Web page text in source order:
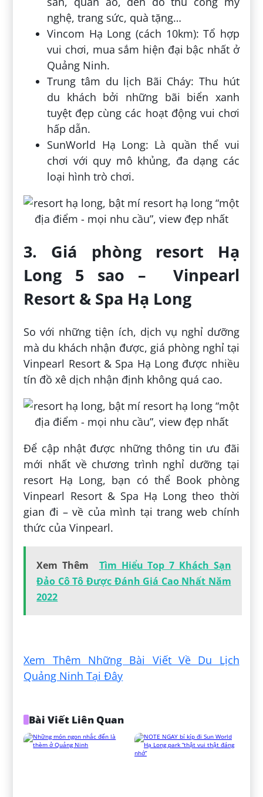
nghệ, trang sức, quà tặng…
Vincom Hạ Long (cách 10km): Tổ hợp
vui chơi, mua sắm hiện đại bậc nhất ở
Quảng Ninh.
Trung tâm du lịch Bãi Cháy: Thu hút
du khách bởi những bãi biển xanh
tuyệt đẹp cùng các hoạt động vui chơi
hấp dẫn.
SunWorld Hạ Long: Là quần thể vui
chơi với quy mô khủng, đa dạng các
loại hình trò chơi.
3. Giá phòng resort Hạ
Long 5 sao – Vinpearl
Resort & Spa Hạ Long
So với những tiện ích, dịch vụ nghỉ dưỡng
mà du khách nhận được, giá phòng nghỉ tại
Vinpearl Resort & Spa Hạ Long được nhiều
tín đồ xê dịch nhận định không quá cao.
Để cập nhật được những thông tin ưu đãi
mới nhất về chương trình nghỉ dưỡng tại
resort Hạ Long, bạn có thể Book phòng
Vinpearl Resort & Spa Hạ Long theo thời
gian đi – về của mình tại trang web chính
thức của Vinpearl.
Xem Thêm
Tìm Hiểu Top 7 Khách Sạn
Đảo Cô Tô Được Đánh Giá Cao Nhất Năm
2022
Xem Thêm Những Bài Viết Về Du Lịch
Quảng Ninh Tại Đây
Bài Viết Liên Quan